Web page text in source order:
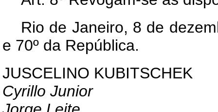
Rio de Janeiro, 8 de
e 70º da República.
JUSCELINO KUBITSCHEK
Cyrillo Junior